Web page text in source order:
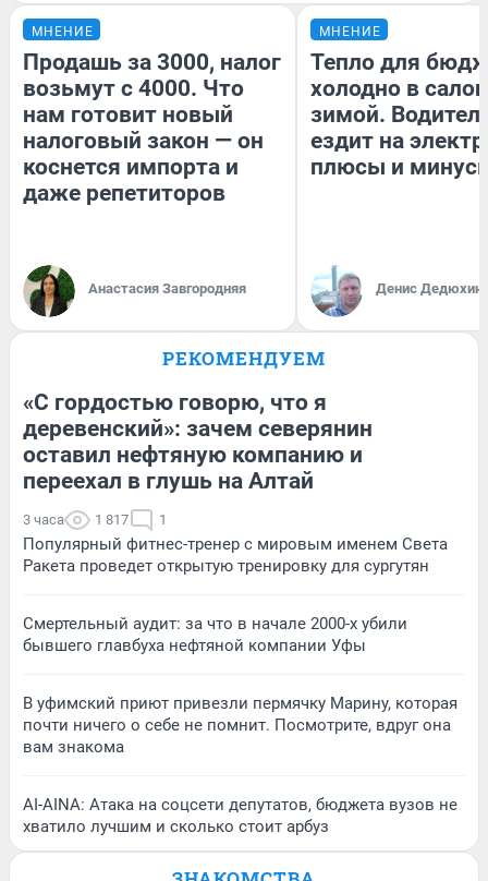
МНЕНИЕ
Продашь за 3000, налог
возьмут с 4000. Что
нам готовит новый
налоговый закон — он
коснется импорта и
даже репетиторов
Анастасия Завгородняя
МНЕНИЕ
Тепло для
холодно в
зимой.
ездит на
плюсы и
Денис Дедюхин
РЕКОМЕНДУЕМ
«С гордостью говорю, что я
деревенский»: зачем северянин
оставил нефтяную компанию и
переехал в глушь на Алтай
3 часа 1 817 1
Популярный фитнес-тренер с мировым именем Света
Ракета проведет открытую тренировку для сургутян
Смертельный аудит: за что в начале 2000-х убили
бывшего главбуха нефтяной компании Уфы
В уфимский приют привезли пермячку Марину, которая
почти ничего о себе не помнит. Посмотрите, вдруг она
вам знакома
AI-AINA: Атака на соцсети депутатов, бюджета вузов не
хватило лучшим и сколько стоит арбуз